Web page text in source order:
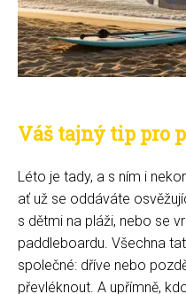
Váš tajný tip pro
Léto je tady, a s ním i
ať už se oddáváte
s dětmi na pláži, nebo se
paddleboardu. Všechna
společné: dříve nebo
převléknout. A upřímně,